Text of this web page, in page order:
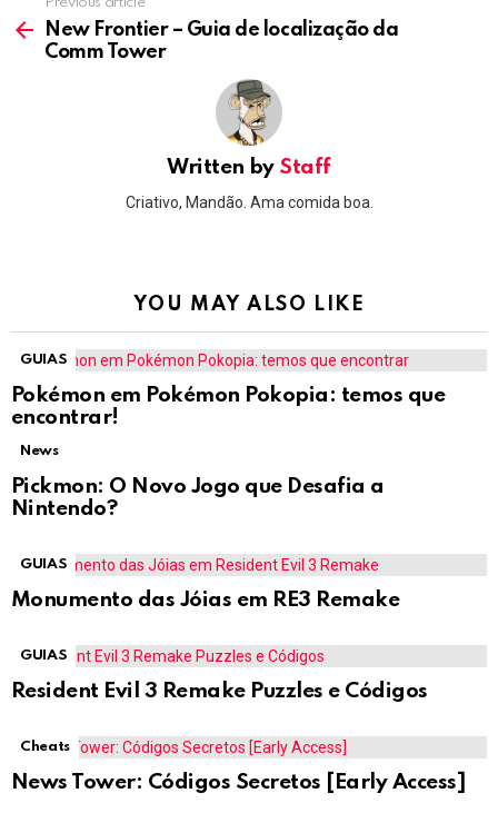
more
Previous article
New Frontier – Guia de localização da
Comm Tower
Written by Staff
Criativo, Mandão. Ama comida boa.
YOU MAY ALSO LIKE
GUIAS
Pokémon em Pokémon Pokopia: temos que
encontrar!
News
Pickmon: O Novo Jogo que Desafia a
Nintendo?
GUIAS
Monumento das Jóias em RE3 Remake
GUIAS
Resident Evil 3 Remake Puzzles e Códigos
Cheats
News Tower: Códigos Secretos [Early Access]